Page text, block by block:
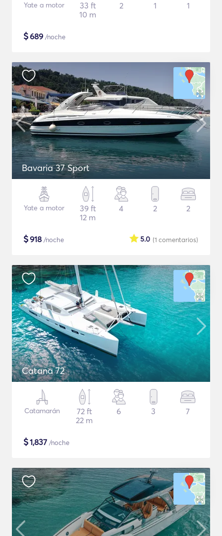
Yate a motor
33 ft
10 m
2 1 1
$689 /noche
Bavaria 37 Sport
Yate a motor
39 ft
12 m
4 2 2
$918 /noche (1 comentarios)
5.0
Catana 72
Catamarán
72 ft
22 m
6 3 7
$1,837 /noche